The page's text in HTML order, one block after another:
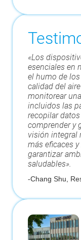
«Los
esenciales en
el humo de
calidad del
monitorear
incluidos las
recopilar
comprender y
visión integral
más eficaces
garantizar
saludables».
-Chang Shu,